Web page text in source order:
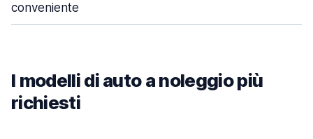
conveniente
I modelli di auto a noleggio più
richiesti